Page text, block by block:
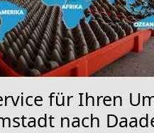
für Ihren
nach